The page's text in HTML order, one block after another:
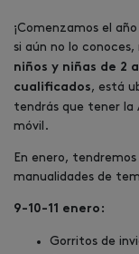
¡Comenzamos el
si aún no lo conoces,
niños y niñas de 2
cualificados, está
tendrás que tener la
móvil.
En enero,
manualidades de
9-10-11 enero:
Gorritos de